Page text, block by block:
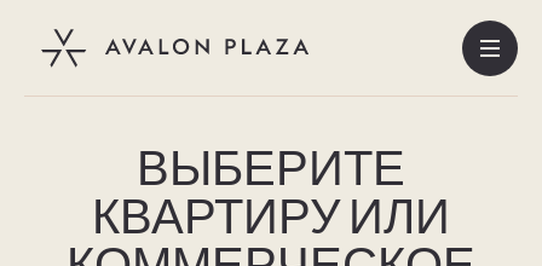
Виртуальные туры
ВЫБЕРИТЕ
КВАРТИРУ ИЛИ